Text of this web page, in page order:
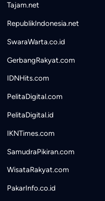
Tajam.net
RepublikIndonesia.net
SwaraWarta.co.id
GerbangRakyat.com
IDNHits.com
PelitaDigital.com
PelitaDigital.id
IKNTimes.com
SamudraPikiran.com
WisataRakyat.com
PakarInfo.co.id